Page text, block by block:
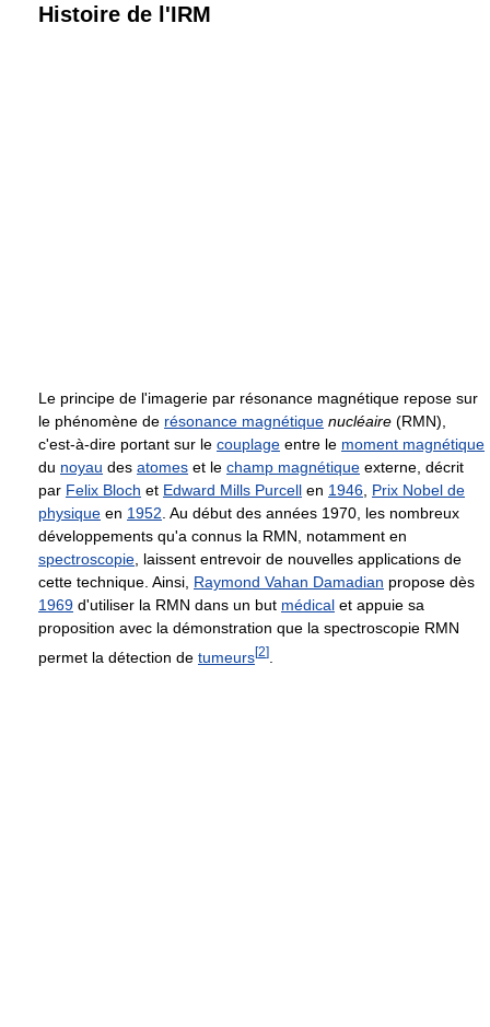
Histoire de l'IRM
Le principe de l'imagerie par résonance magnétique repose sur
le phénomène de résonance magnétique nucléaire (RMN),
c'est-à-dire portant sur le couplage entre le moment magnétique
du noyau des atomes et le champ magnétique externe, décrit
par Felix Bloch et Edward Mills Purcell en 1946 Prix Nobel de
physique en 1952 . Au début des années 1970, les nombreux
développements qu'a connus la RMN, notamment en
spectroscopie , laissent entrevoir de nouvelles applications de
cette technique. Ainsi, Raymond Vahan Damadian propose dès
1969 d'utiliser la RMN dans un but médical et appuie sa
proposition avec la démonstration que la spectroscopie RMN
permet la détection de tumeurs[2]